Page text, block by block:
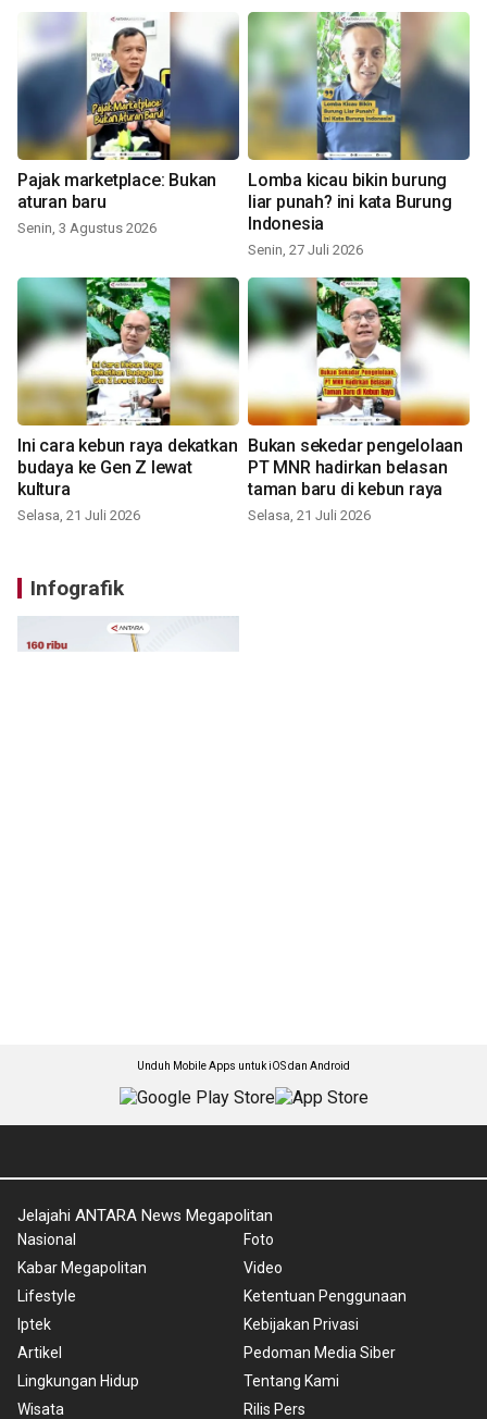
Pajak marketplace: Bukan
aturan baru
Senin, 3 Agustus 2026
Lomba kicau bikin burung
liar punah? ini kata Burung
Indonesia
Senin, 27 Juli 2026
Ini cara kebun raya dekatkan
budaya ke Gen Z lewat
kultura
Selasa, 21 Juli 2026
Bukan sekedar pengelolaan
PT MNR hadirkan belasan
taman baru di kebun raya
Selasa, 21 Juli 2026
Infografik
Unduh Mobile Apps untuk iOS dan Android
Jelajahi ANTARA News Megapolitan
Nasional
Kabar Megapolitan
Lifestyle
Iptek
Artikel
Lingkungan Hidup
Wisata
Foto
Video
Ketentuan Penggunaan
Kebijakan Privasi
Pedoman Media Siber
Tentang Kami
Rilis Pers